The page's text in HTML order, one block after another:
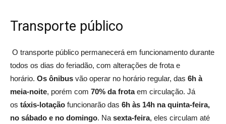
Transporte público
O transporte público permanecerá em funcionamento durante
todos os dias do feriadão, com alterações de frota e
horário. Os ônibus vão operar no horário regular, das 6h à
meia-noite, porém com 70% da frotaem circulação. Já
os táxis-lotação funcionarão das 6h às 14h na quinta-feira,
no sábado e no domingo. Na sexta-feira, eles circulam até